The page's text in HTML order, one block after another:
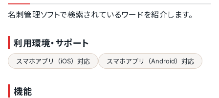
名刺管理ソフトで検索されているワードを紹介します。
利用環境・サポート
スマホアプリ（iOS）対応 スマホアプリ（Android）対応
機能